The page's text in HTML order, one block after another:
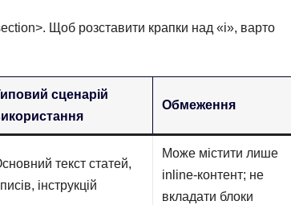
Щоб розставити крапки над «і», варто
сценарій
Обмеження
текст статей,
інструкцій
Може містити лише
inline-контент; не
вкладати блоки